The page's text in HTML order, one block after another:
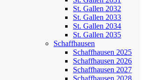
St. Gallen 2032
St. Gallen 2033
St. Gallen 2034
St. Gallen 2035
Schaffhausen
Schaffhausen 2025
Schaffhausen 2026
Schaffhausen 2027
Schaffhausen 2028